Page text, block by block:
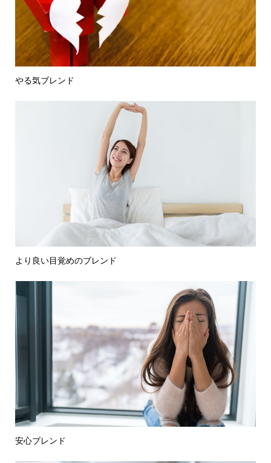
やる気ブレンド
より良い目覚めのブレンド
安心ブレンド